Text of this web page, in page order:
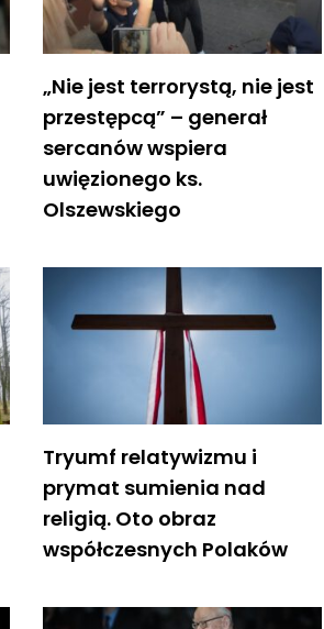
„Nie jest terrorystą, nie jest
przestępcą” – generał
sercanów wspiera
uwięzionego ks.
Olszewskiego
Tryumf relatywizmu i
prymat sumienia nad
religią. Oto obraz
współczesnych Polaków